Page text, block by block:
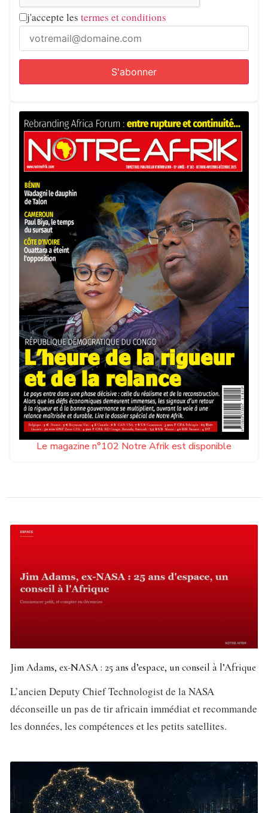
j'accepte les termes et conditions
Le magazine n°102 Notre Afrik est disponible
Jim Adams, ex-NASA : 25 ans d’espace, un conseil à l’Afrique
L’ancien Deputy Chief Technologist de la NASA
déconseille un pas de tir africain immédiat et recommande
les données, les compétences et les petits satellites.